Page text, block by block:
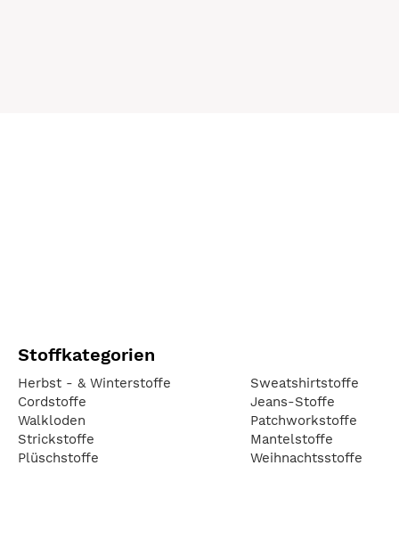
Stoffkategorien
Herbst - & Winterstoffe
Cordstoffe
Walkloden
Strickstoffe
Plüschstoffe
Sweatshirtstoffe
Jeans-Stoffe
Patchworkstoffe
Mantelstoffe
Weihnachtsstoffe